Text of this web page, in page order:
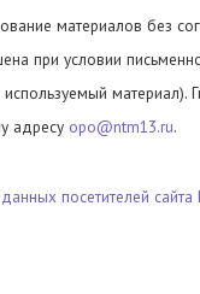
материалов без
при условии
материал).
адресу opo@ntm13.ru.
посетителей